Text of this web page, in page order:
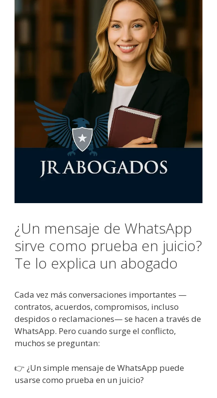
¿Un mensaje de WhatsApp
sirve como prueba en juicio?
Te lo explica un abogado
Cada vez más conversaciones importantes —
contratos, acuerdos, compromisos, incluso
despidos o reclamaciones— se hacen a través de
WhatsApp. Pero cuando surge el conflicto,
muchos se preguntan:
👉 ¿Un simple mensaje de WhatsApp puede
usarse como prueba en un juicio?